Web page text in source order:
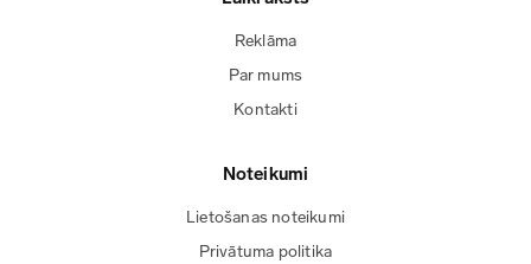
Reklāma
Par mums
Kontakti
Noteikumi
Lietošanas noteikumi
Privātuma politika